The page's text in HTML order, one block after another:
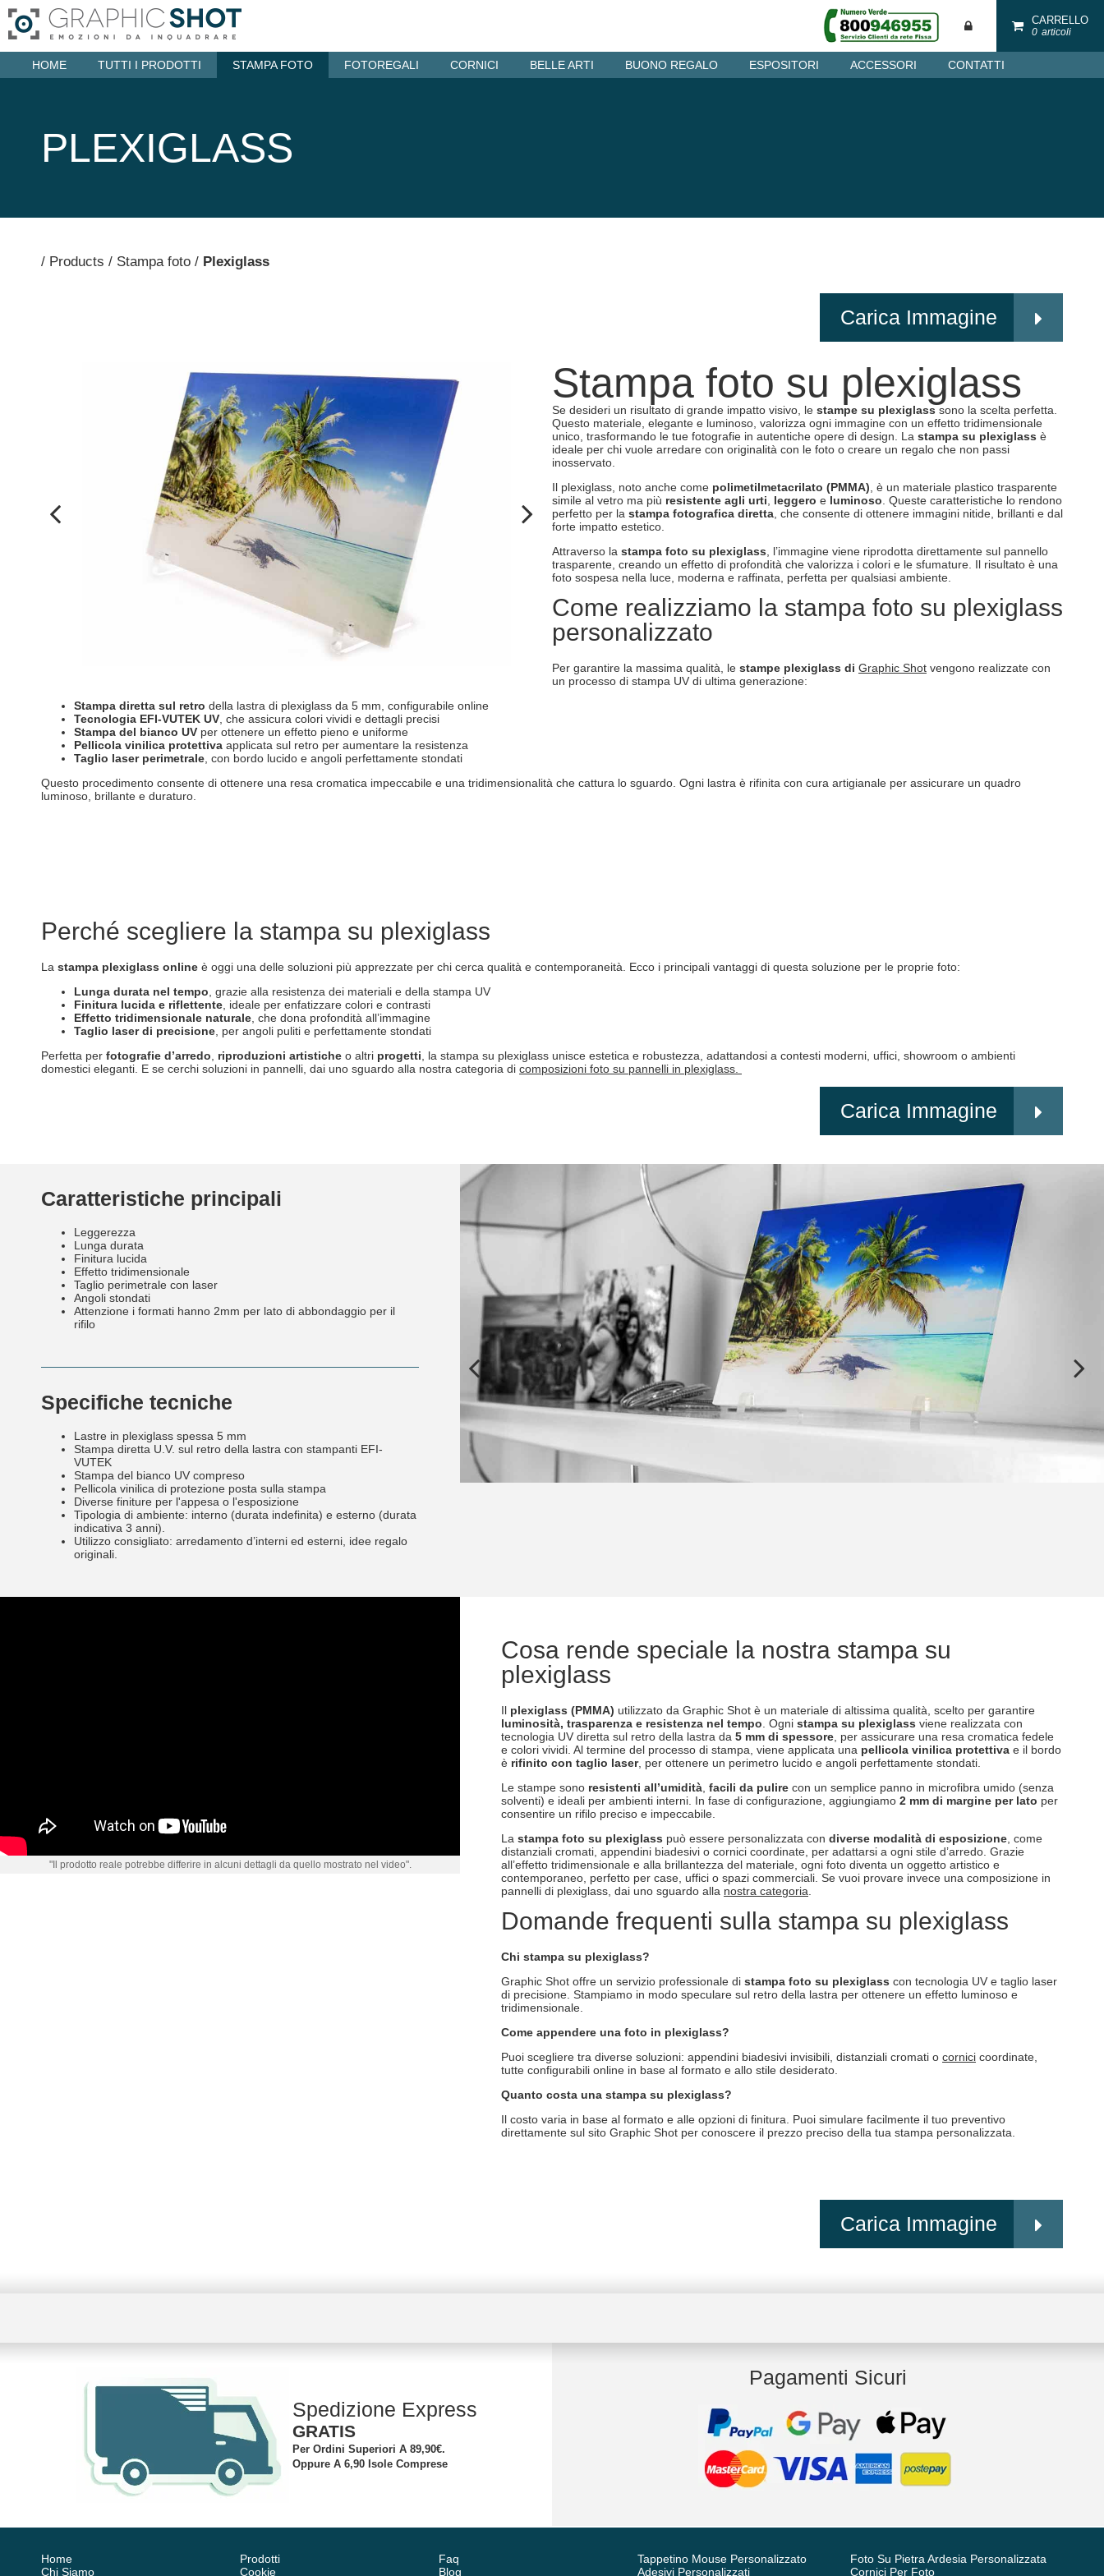
CARRELLO
0 articoli
HOME TUTTI I PRODOTTI STAMPA FOTO FOTOREGALI CORNICI BELLE ARTI BUONO REGALO ESPOSITORI ACCESSORI CONTATTI
PLEXIGLASS
/ Products / Stampa foto / Plexiglass
Carica Immagine
Stampa foto su plexiglass
Se desideri un risultato di grande impatto visivo, le stampe su plexiglass sono la scelta perfetta.
Questo materiale, elegante e luminoso, valorizza ogni immagine con un effetto tridimensionale
unico, trasformando le tue fotografie in autentiche opere di design. La stampa su plexiglass è
ideale per chi vuole arredare con originalità con le foto o creare un regalo che non passi
inosservato.
Il plexiglass, noto anche come polimetilmetacrilato (PMMA) , è un materiale plastico trasparente
simile al vetro ma più resistente agli urti leggero e luminoso . Queste caratteristiche lo rendono
perfetto per la stampa fotografica diretta , che consente di ottenere immagini nitide, brillanti e dal
forte impatto estetico.
Attraverso la stampa foto su plexiglass , l’immagine viene riprodotta direttamente sul pannello
trasparente, creando un effetto di profondità che valorizza i colori e le sfumature. Il risultato è una
foto sospesa nella luce, moderna e raffinata, perfetta per qualsiasi ambiente.
Come realizziamo la stampa foto su plexiglass
personalizzato
Per garantire la massima qualità, le stampe plexiglass di Graphic Shot vengono realizzate con
un processo di stampa UV di ultima generazione:
Stampa diretta sul retro della lastra di plexiglass da 5 mm, configurabile online
Tecnologia EFI-VUTEK UV , che assicura colori vividi e dettagli precisi
Stampa del bianco UV per ottenere un effetto pieno e uniforme
Pellicola vinilica protettiva applicata sul retro per aumentare la resistenza
Taglio laser perimetrale , con bordo lucido e angoli perfettamente stondati
Questo procedimento consente di ottenere una resa cromatica impeccabile e una tridimensionalità che cattura lo sguardo. Ogni lastra è rifinita con cura artigianale per assicurare un quadro
luminoso, brillante e duraturo.
Perché scegliere la stampa su plexiglass
La stampa plexiglass online è oggi una delle soluzioni più apprezzate per chi cerca qualità e contemporaneità. Ecco i principali vantaggi di questa soluzione per le proprie foto:
Lunga durata nel tempo , grazie alla resistenza dei materiali e della stampa UV
Finitura lucida e riflettente , ideale per enfatizzare colori e contrasti
Effetto tridimensionale naturale , che dona profondità all’immagine
Taglio laser di precisione , per angoli puliti e perfettamente stondati
Perfetta per fotografie d’arredo riproduzioni artistiche o altri progetti , la stampa su plexiglass unisce estetica e robustezza, adattandosi a contesti moderni, uffici, showroom o ambienti
domestici eleganti. E se cerchi soluzioni in pannelli, dai uno sguardo alla nostra categoria di composizioni foto su pannelli in plexiglass.
Carica Immagine
Caratteristiche principali
Leggerezza
Lunga durata
Finitura lucida
Effetto tridimensionale
Taglio perimetrale con laser
Angoli stondati
Attenzione i formati hanno 2mm per lato di abbondaggio per il
rifilo
Specifiche tecniche
Lastre in plexiglass spessa 5 mm
Stampa diretta U.V. sul retro della lastra con stampanti EFI-
VUTEK
Stampa del bianco UV compreso
Pellicola vinilica di protezione posta sulla stampa
Diverse finiture per l'appesa o l'esposizione
Tipologia di ambiente: interno (durata indefinita) e esterno (durata
indicativa 3 anni).
Utilizzo consigliato: arredamento d’interni ed esterni, idee regalo
originali.
Cosa rende speciale la nostra stampa su
plexiglass
Il plexiglass (PMMA) utilizzato da Graphic Shot è un materiale di altissima qualità, scelto per garantire
luminosità, trasparenza e resistenza nel tempo . Ognistampa su plexiglass viene realizzata con
tecnologia UV diretta sul retro della lastra da5 mm di spessore , per assicurare una resa cromatica fedele
e colori vividi. Al termine del processo di stampa, viene applicata una pellicola vinilica protettiva e il bordo
è rifinito con taglio laser, per ottenere un perimetro lucido e angoli perfettamente stondati.
Le stampe sono resistenti all’umidità ,facili da pulire con un semplice panno in microfibra umido (senza
solventi) e ideali per ambienti interni. In fase di configurazione, aggiungiamo2 mm di margine per lato per
consentire un rifilo preciso e impeccabile.
Lastampa foto su plexiglass può essere personalizzata condiverse modalità di esposizione , come
distanziali cromati, appendini biadesivi o cornici coordinate, per adattarsi a ogni stile d’arredo. Grazie
all’effetto tridimensionale e alla brillantezza del materiale, ogni foto diventa un oggetto artistico e
contemporaneo, perfetto per case, uffici o spazi commerciali. Se vuoi provare invece una composizione in
pannelli di plexiglass, dai uno sguardo alla nostra categoria
Domande frequenti sulla stampa su plexiglass
Chi stampa su plexiglass?
Graphic Shot offre un servizio professionale distampa foto su plexiglass con tecnologia UV e taglio laser
di precisione. Stampiamo in modo speculare sul retro della lastra per ottenere un effetto luminoso e
tridimensionale.
Come appendere una foto in plexiglass?
Puoi scegliere tra diverse soluzioni: appendini biadesivi invisibili, distanziali cromati ocornici coordinate,
tutte configurabili online in base al formato e allo stile desiderato.
Quanto costa una stampa su plexiglass?
Il costo varia in base al formato e alle opzioni di finitura. Puoi simulare facilmente il tuo preventivo
direttamente sul sito Graphic Shot per conoscere il prezzo preciso della tua stampa personalizzata.
"Il prodotto reale potrebbe differire in alcuni dettagli da quello mostrato nel video".
Carica Immagine
Spedizione Express
GRATIS
Per Ordini Superiori A 89,90€.
Oppure A 6,90 Isole Comprese
Pagamenti Sicuri
Home Prodotti
Faq
Chi Siamo
Cookie Blog
Tappetino Mouse Personalizzato
Foto Su Pietra Ardesia Personalizzata
Adesivi Personalizzati
Cornici Per Foto